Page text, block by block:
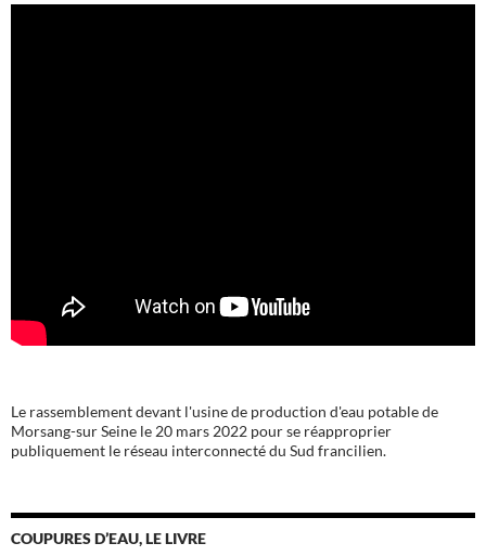
Le rassemblement devant l'usine de production d'eau potable de
Morsang-sur Seine le 20 mars 2022 pour se réapproprier
publiquement le réseau interconnecté du Sud francilien.
COUPURES D’EAU, LE LIVRE